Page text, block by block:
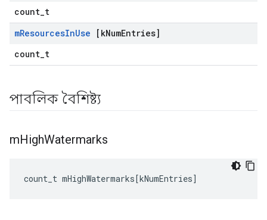
count_t
mResourcesInUse [kNumEntries]
count_t
পাবলিক বৈশিষ্ট্য
mHighWatermarks
count_t mHighWatermarks[kNumEntries]